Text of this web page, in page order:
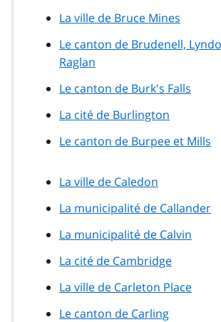
La ville de Bruce Mines
Le canton de Brudenell,
Raglan
Le canton de Burk's Falls
La cité de Burlington
Le canton de Burpee et Mills
La ville de Caledon
La municipalité de Callander
La municipalité de Calvin
La cité de Cambridge
La ville de Carleton Place
Le canton de Carling